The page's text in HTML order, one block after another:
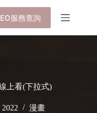
服務查詢
上看(下拉式)
2022 漫畫